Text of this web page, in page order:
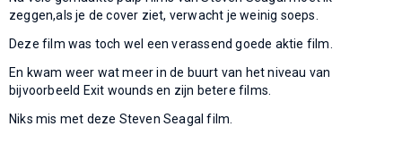
zeggen,als je de cover ziet, verwacht je weinig soeps.
Deze film was toch wel een verassend goede aktie film.
En kwam weer wat meer in de buurt van het niveau van
bijvoorbeeld Exit wounds en zijn betere films.
Niks mis met deze Steven Seagal film.